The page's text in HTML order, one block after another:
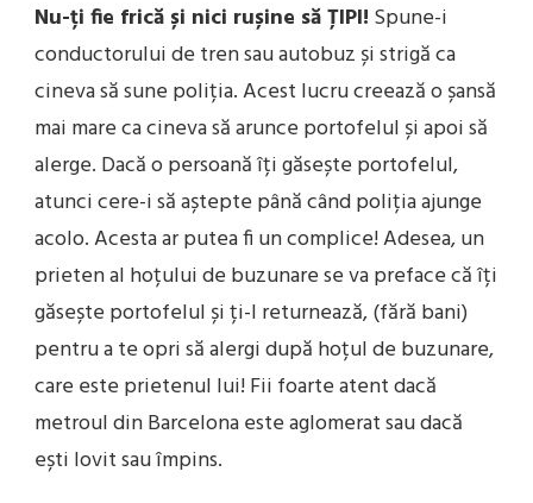
Nu-ți fie frică și nici rușine să ȚIPI! Spune-i
conductorului de tren sau autobuz și strigă ca
cineva să sune poliția. Acest lucru creează o șansă
mai mare ca cineva să arunce portofelul și apoi să
alerge. Dacă o persoană îți găsește portofelul,
atunci cere-i să aștepte până când poliția ajunge
acolo. Acesta ar putea fi un complice! Adesea, un
prieten al hoțului de buzunare se va preface că îți
găsește portofelul și ți-l returnează, (fără bani)
pentru a te opri să alergi după hoțul de buzunare,
care este prietenul lui! Fii foarte atent dacă
metroul din Barcelona este aglomerat sau dacă
ești lovit sau împins.